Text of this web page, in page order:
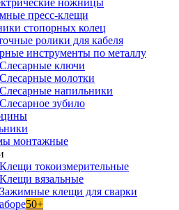
ножницы
пресс-клещи
стопорных колец
ролики для кабеля
инструменты по металлу
Слесарные ключи
Слесарные молотки
Слесарные напильники
Слесарное зубило
монтажные
Клещи токоизмерительные
Клещи вязальные
Зажимные клещи для сварки
50+